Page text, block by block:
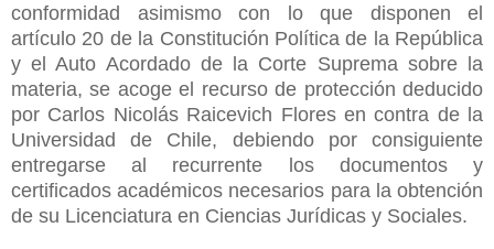
conformidad asimismo con lo que disponen el
artículo 20 de la Constitución Política de la República
y el Auto Acordado de la Corte Suprema sobre la
materia, se acoge el recurso de protección deducido
por Carlos Nicolás Raicevich Flores en contra de la
Universidad de Chile, debiendo por consiguiente
entregarse al recurrente los documentos y
certificados académicos necesarios para la obtención
de su Licenciatura en Ciencias Jurídicas y Sociales.